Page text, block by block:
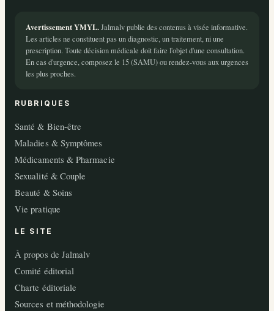
Avertissement YMYL.Jalmalv publie des contenus à visée informative.
Les articles ne constituent pas un diagnostic, un traitement, ni une
prescription. Toute décision médicale doit faire l'objet d'une consultation.
En cas d'urgence, composez le 15 (SAMU) ou rendez-vous aux urgences
les plus proches.
RUBRIQUES
Santé & Bien-être
Maladies & Symptômes
Médicaments & Pharmacie
Sexualité & Couple
Beauté & Soins
Vie pratique
LE SITE
À propos de Jalmalv
Comité éditorial
Charte éditoriale
Sources et méthodologie